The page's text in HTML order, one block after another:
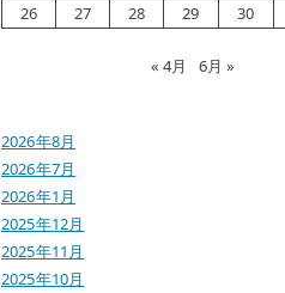
26
27 28 29 30
« 4月 6月 »
2026年8月
2026年7月
2026年1月
2025年12月
2025年11月
2025年10月